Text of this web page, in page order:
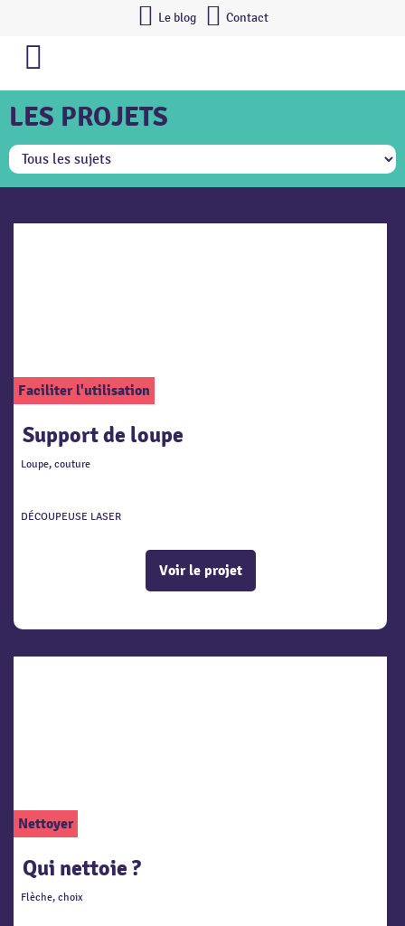
Le blog Contact
LES PROJETS
Faciliter l'utilisation
Support de loupe
Loupe, couture
DÉCOUPEUSE LASER
Voir le projet
Nettoyer
Qui nettoie ?
Flèche, choix